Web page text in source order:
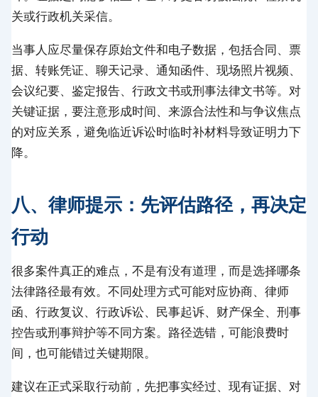
关或行政机关采信。
当事人应尽量保存原始文件和电子数据，包括合同、票
据、转账凭证、聊天记录、通知函件、现场照片视频、
会议纪要、鉴定报告、行政文书或刑事法律文书等。对
关键证据，要注意形成时间、来源合法性和与争议焦点
的对应关系，避免临近诉讼时临时补材料导致证明力下
降。
八、律师提示：先评估路径，再决定
行动
很多案件真正的难点，不是有没有道理，而是选择哪条
法律路径最有效。不同处理方式可能对应协商、律师
函、行政复议、行政诉讼、民事起诉、财产保全、刑事
控告或刑事辩护等不同方案。路径选错，可能浪费时
间，也可能错过关键期限。
建议在正式采取行动前，先把事实经过、现有证据、对